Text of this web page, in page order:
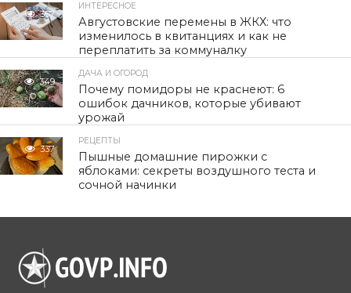
357
ИНТЕРЕСНОЕ
Августовские перемены в ЖКХ: что
изменилось в квитанциях и как не
переплатить за коммуналку
349
ДАЧА И ОГОРОД
Почему помидоры не краснеют: 6
ошибок дачников, которые убивают
урожай
337
РЕЦЕПТЫ
Пышные домашние пирожки с
яблоками: секреты воздушного теста и
сочной начинки